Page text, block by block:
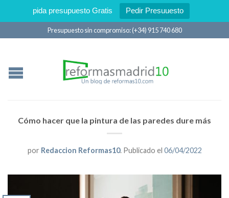
pida presupuesto Gratis Pedir Presuuesto
Presupuesto sin compromiso: (+34) 915 740 680
Cómo hacer que la pintura de las paredes dure más
por Redaccion Reformas10.Publicado el 06/04/2022